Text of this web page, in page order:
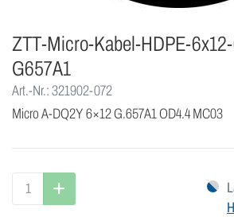
ZTT-Micro-Kabel-HDPE-
G657A1
Art.-Nr.: 321902-072
Micro A-DQ2Y 6×12 G.657A1 OD4.4 MC03